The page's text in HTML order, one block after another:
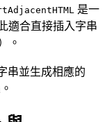
是一
適合直接插入字串
。
串並生成相應的